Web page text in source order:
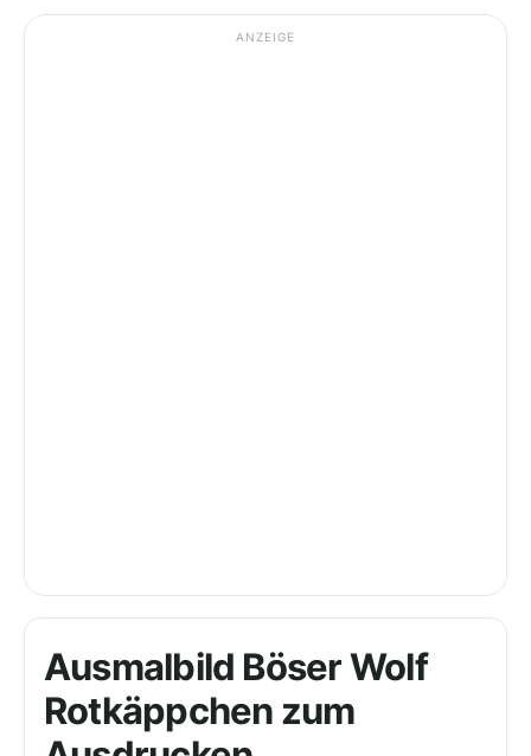
ANZEIGE
Ausmalbild Böser Wolf
Rotkäppchen zum